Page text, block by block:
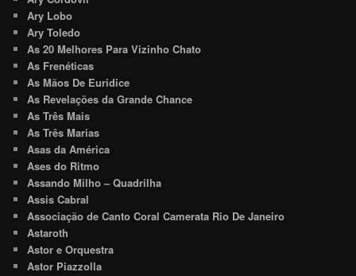
Ary Lobo
Ary Toledo
As 20 Melhores Para Vizinho Chato
As Frenéticas
As Mãos De Euridice
As Revelações da Grande Chance
As Três Mais
As Três Marias
Asas da América
Ases do Ritmo
Assando Milho – Quadrilha
Assis Cabral
Associação de Canto Coral Camerata Rio De Janeiro
Astaroth
Astor e Orquestra
Astor Piazzolla